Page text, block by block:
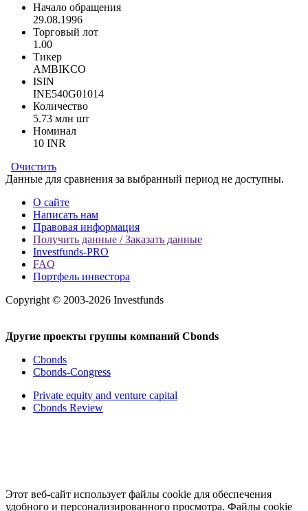
Начало обращения
29.08.1996
Торговый лот
1.00
Тикер
AMBIKCO
ISIN
INE540G01014
Количество
5.73 млн шт
Номинал
10 INR
Очистить
Данные для сравнения за выбранный период не доступны.
О сайте
Написать нам
Правовая информация
Получить данные / Заказать данные
Investfunds-PRO
FAQ
Портфель инвестора
Copyright © 2003-2026 Investfunds
Другие проекты группы компаний Cbonds
Cbonds
Cbonds-Congress
Private equity and venture capital
Cbonds Review
Этот веб-сайт использует файлы cookie для обеспечения
удобного и персонализированного просмотра. Файлы cookie